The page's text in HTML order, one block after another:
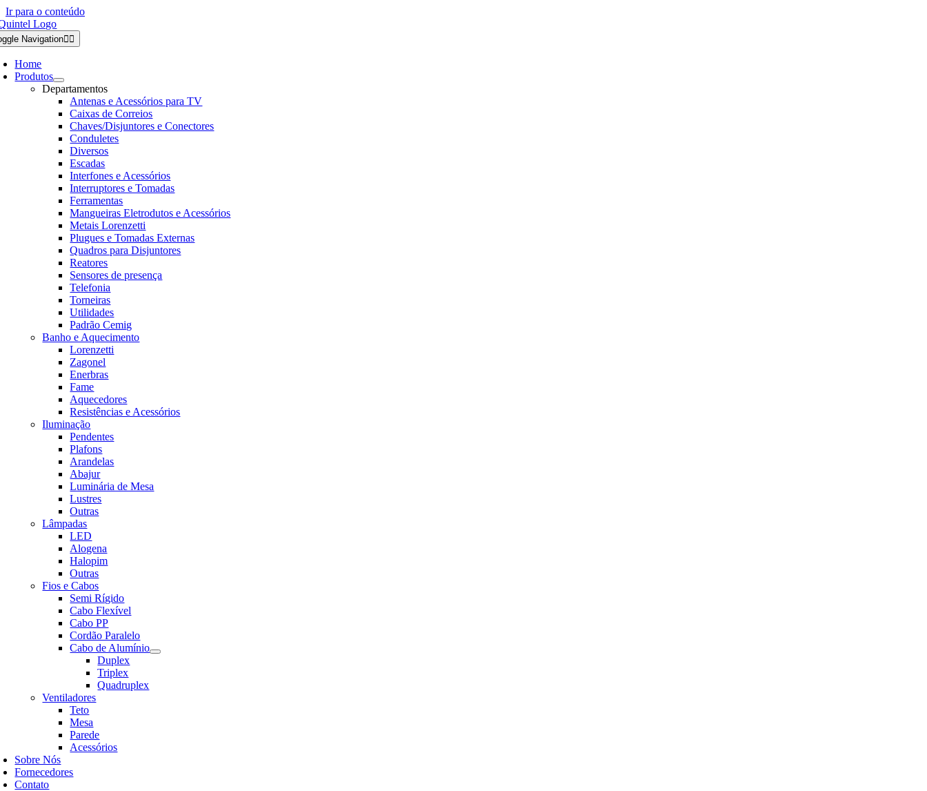
Ir para o conteúdo
Navigation
Home
Produtos
Departamentos
Antenas e Acessórios para TV
Caixas de Correios
Chaves/Disjuntores e Conectores
Conduletes
Diversos
Escadas
Interfones e Acessórios
Interruptores e Tomadas
Ferramentas
Mangueiras Eletrodutos e Acessórios
Metais Lorenzetti
Plugues e Tomadas Externas
Quadros para Disjuntores
Reatores
Sensores de presença
Telefonia
Torneiras
Utilidades
Padrão Cemig
Banho e Aquecimento
Lorenzetti
Zagonel
Enerbras
Fame
Aquecedores
Resistências e Acessórios
Iluminação
Pendentes
Plafons
Arandelas
Abajur
Luminária de Mesa
Lustres
Outras
Lâmpadas
LED
Alogena
Halopim
Outras
Fios e Cabos
Semi Rígido
Cabo Flexível
Cabo PP
Cordão Paralelo
Cabo de Alumínio
Duplex
Triplex
Quadruplex
Ventiladores
Teto
Mesa
Parede
Acessórios
Sobre Nós
Fornecedores
Contato